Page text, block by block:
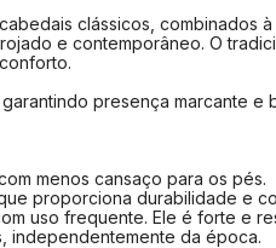
clássicos, combinados
e contemporâneo. O
presença marcante e
menos cansaço para os pés.
proporciona durabilidade e
uso frequente. Ele é forte e
independentemente da época.